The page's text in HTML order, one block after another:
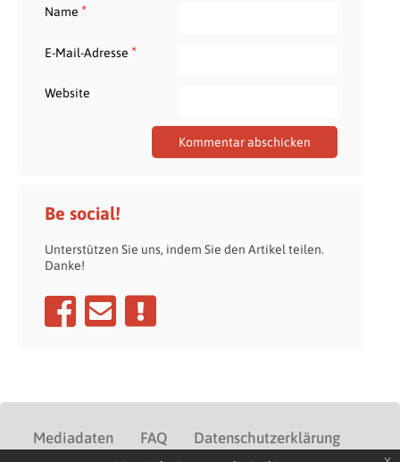
Name *
E-Mail-Adresse *
Website
Be social!
Unterstützen Sie uns, indem Sie den Artikel teilen.
Danke!
Mediadaten FAQ
Datenschutzerklärung